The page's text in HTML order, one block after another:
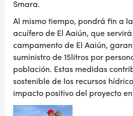
Smara.
Al mismo tiempo, pondrá fin a
acuífero de El Aaiún, que
campamento de El Aaiún,
suministro de 15litros por
población. Estas medidas
sostenible de los recursos
impacto positivo del proyecto